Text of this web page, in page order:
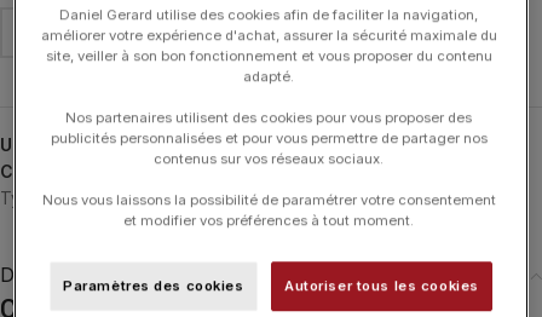
UGS : B1DC001-R
Catégories :
Classique, Colliers, Colliers GIGI CLOZEAU
Typologies
Description
Daniel Gerard utilise des cookies afin de faciliter la navigation,
améliorer votre expérience d'achat, assurer la sécurité maximale du
site, veiller à son bon fonctionnement et vous proposer du contenu
adapté.
Nos partenaires utilisent des cookies pour vous proposer des
publicités personnalisées et pour vous permettre de partager nos
contenus sur vos réseaux sociaux.
Nous vous laissons la possibilité de paramétrer votre consentement
et modifier vos préférences à tout moment.
Paramètres des cookies Autoriser tous les cookies